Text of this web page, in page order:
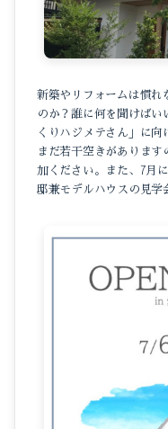
新築やリフォームは慣れ
のか？誰に何を聞けば
くりハジメテさん」に向
まだ若干空きがありま
加ください。また、7月
邸兼モデルハウスの見学